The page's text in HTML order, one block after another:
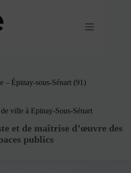
– Épinay-sous-Sénart (91)
ville à Epinay-Sous-Sénart
et de maîtrise d’œuvre des
publics